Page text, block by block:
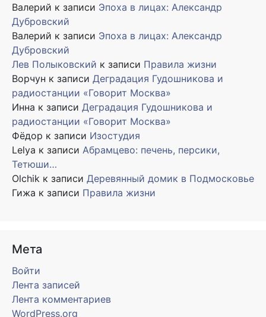
Валерий к записи Эпоха в лицах: Александр
Дубровский
Валерий к записи Эпоха в лицах: Александр
Дубровский
Лев Полыковский к записи Правила жизни
Ворчун к записи Деградация Гудошникова и
радиостанции «Говорит Москва»
Инна к записи Деградация Гудошникова и
радиостанции «Говорит Москва»
Фёдор к записи Изостудия
Lelya к записи Абрамцево: печень, персики,
Тетюши…
Olchik к записи Деревянный домик в Подмосковье
Гижа к записи Правила жизни
Мета
Войти
Лента записей
Лента комментариев
WordPress.org